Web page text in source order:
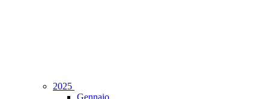
2025